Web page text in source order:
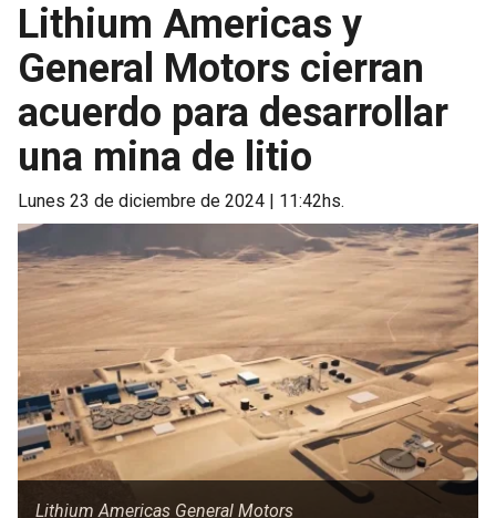
Lithium Americas y
General Motors cierran
acuerdo para desarrollar
una mina de litio
lunes 23 de diciembre de 2024 | 11:42hs.
Lithium Americas General Motors